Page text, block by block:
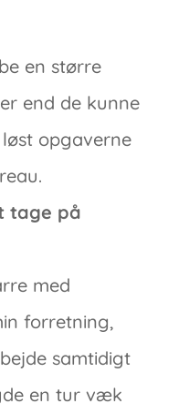
en større
end de kunne
opgaverne
tage på
med
forretning,
samtidigt
en tur væk